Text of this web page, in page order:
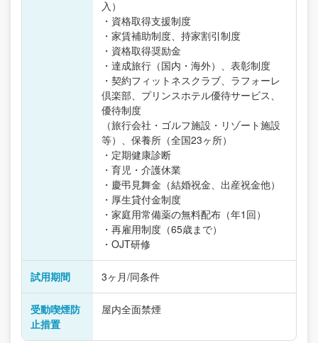
入）
・資格取得支援制度
・家賃補助制度、持家割引制度
・資格取得奨励金
・達成旅行（国内・海外）、表彰制度
・契約フィットネスクラブ、ラフォーレ
倶楽部、プリンスホテル優待サービス、
優待制度
（旅行会社・ゴルフ施設・リゾート施設
等）、保養所（全国23ヶ所）
・定期健康診断
・育児・介護休業
・慶弔見舞金（結婚祝金、出産祝金他）
・厚生貸付金制度
・家庭用常備薬の無料配布（年1回）
・再雇用制度（65歳まで）
・OJT研修
試用期間 3ヶ月/同条件
受動喫煙防
止措置
屋内全面禁煙